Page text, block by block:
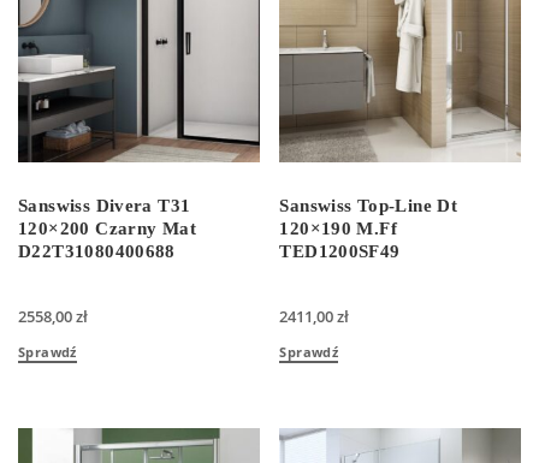
Sanswiss Divera T31
120×200 Czarny Mat
D22T31080400688
2558,00zł
Sprawdź
Sanswiss Top-Line Dt
120×190 M.Ff
TED1200SF49
2411,00zł
Sprawdź